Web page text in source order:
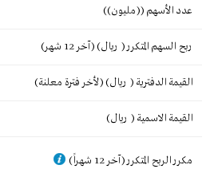
عدد الأسهم ((مليون))
ربح السهم المتكرر ( ريال) (آخر 12 شهر)
القيمة الدفترية ( ريال) (لأخر فترة معلنة)
القيمة الاسمية ( ريال)
مكرر الربح المتكرر (آخر 12 شهراً)